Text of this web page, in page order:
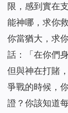
限，感到實在
能神哪，求你
你當猶大，求
話：「 在你們
但與神在打賭
爭戰的時候，
證？你該知道